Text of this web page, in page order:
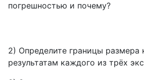
погрешностью и почему?
2) Определите границы размера
результатам каждого из трёх